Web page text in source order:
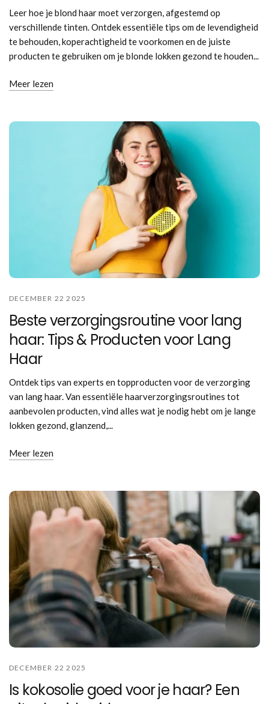
Leer hoe je blond haar moet verzorgen, afgestemd op
verschillende tinten. Ontdek essentiële tips om de levendigheid
te behouden, koperachtigheid te voorkomen en de juiste
producten te gebruiken om je blonde lokken gezond te houden...
Meer lezen
DECEMBER 22 2025
Beste verzorgingsroutine voor lang
haar: Tips & Producten voor Lang
Haar
Ontdek tips van experts en topproducten voor de verzorging
van lang haar. Van essentiële haarverzorgingsroutines tot
aanbevolen producten, vind alles wat je nodig hebt om je lange
lokken gezond, glanzend,...
Meer lezen
DECEMBER 22 2025
Is kokosolie goed voor je haar? Een